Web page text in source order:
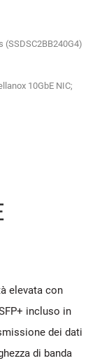
(SSDSC2BB240G4)
10GbE NIC;
elevata con
incluso in
dei dati
di banda